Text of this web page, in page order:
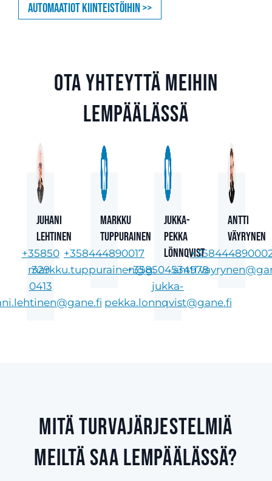
Automaatiot kiinteistöihin >>
Ota yhteyttä meihin
Lempäälässä
Juhani
Lehtinen
+35850
329
0413
Markku
Tuppurainen
+358444890017
markku.tuppurainen@gane.fi
Jukka-
Pekka
Lönnqvist
+358504534978
jukka-
pekka.lonnqvist@gane.fi
Antti
Väyrynen
Mitä turvajärjestelmiä
meiltä saa Lempäälässä?